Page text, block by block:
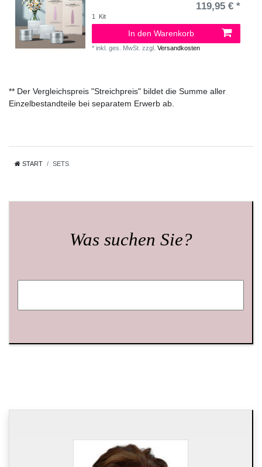
119,95 € *
1 Kit
In den Warenkorb
*inkl. ges. MwSt. zzgl.Versandkosten
** Der Vergleichspreis "Streichpreis" bildet die Summe aller
Einzelbestandteile bei separatem Erwerb ab.
START SETS
Was suchen Sie?